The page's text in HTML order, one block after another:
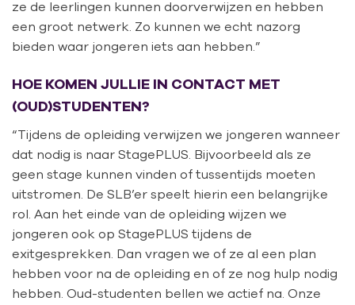
ze de leerlingen kunnen doorverwijzen en hebben
een groot netwerk. Zo kunnen we echt nazorg
bieden waar jongeren iets aan hebben.”
HOE KOMEN JULLIE IN CONTACT MET
(OUD)STUDENTEN?
“Tijdens de opleiding verwijzen we jongeren wanneer
dat nodig is naar StagePLUS. Bijvoorbeeld als ze
geen stage kunnen vinden of tussentijds moeten
uitstromen. De SLB’er speelt hierin een belangrijke
rol. Aan het einde van de opleiding wijzen we
jongeren ook op StagePLUS tijdens de
exitgesprekken. Dan vragen we of ze al een plan
hebben voor na de opleiding en of ze nog hulp nodig
hebben. Oud-studenten bellen we actief na. Onze